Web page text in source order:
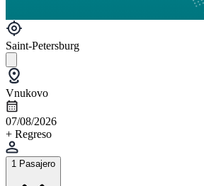
Saint-Petersburg
Vnukovo
07/08/2026
+ Regreso
1 Pasajero